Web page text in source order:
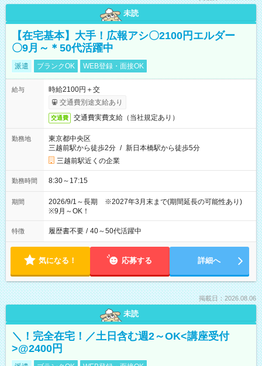
未読
【在宅基本】大手！広報アシ〇2100円エルダー
〇9月～＊50代活躍中
派遣 ブランクOK WEB登録・面接OK
給与
時給2100円＋交
交通費別途支給あり
交通費 交通費実費支給（当社規定あり）
勤務地
東京都中央区
三越前駅から徒歩2分 / 新日本橋駅から徒歩5分
三越前駅近くの企業
勤務時間 8:30～17:15
期間
2026/9/1～長期 ※2027年3月末まで(期間延長の可能性あり)
※9月～OK！
特徴 履歴書不要 / 40～50代活躍中
気になる！ 応募する 詳細へ
掲載日：2026.08.06
未読
＼！完全在宅！／土日含む週2～OK<講座受付
>@2400円